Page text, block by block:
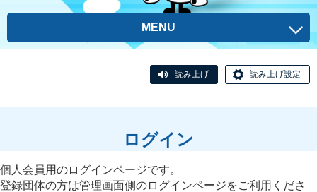
MENU
読み上げ 読み上げ設定
ログイン
個人会員用のログインページです。
登録団体の方は管理画面側のログインページをご利用くださ